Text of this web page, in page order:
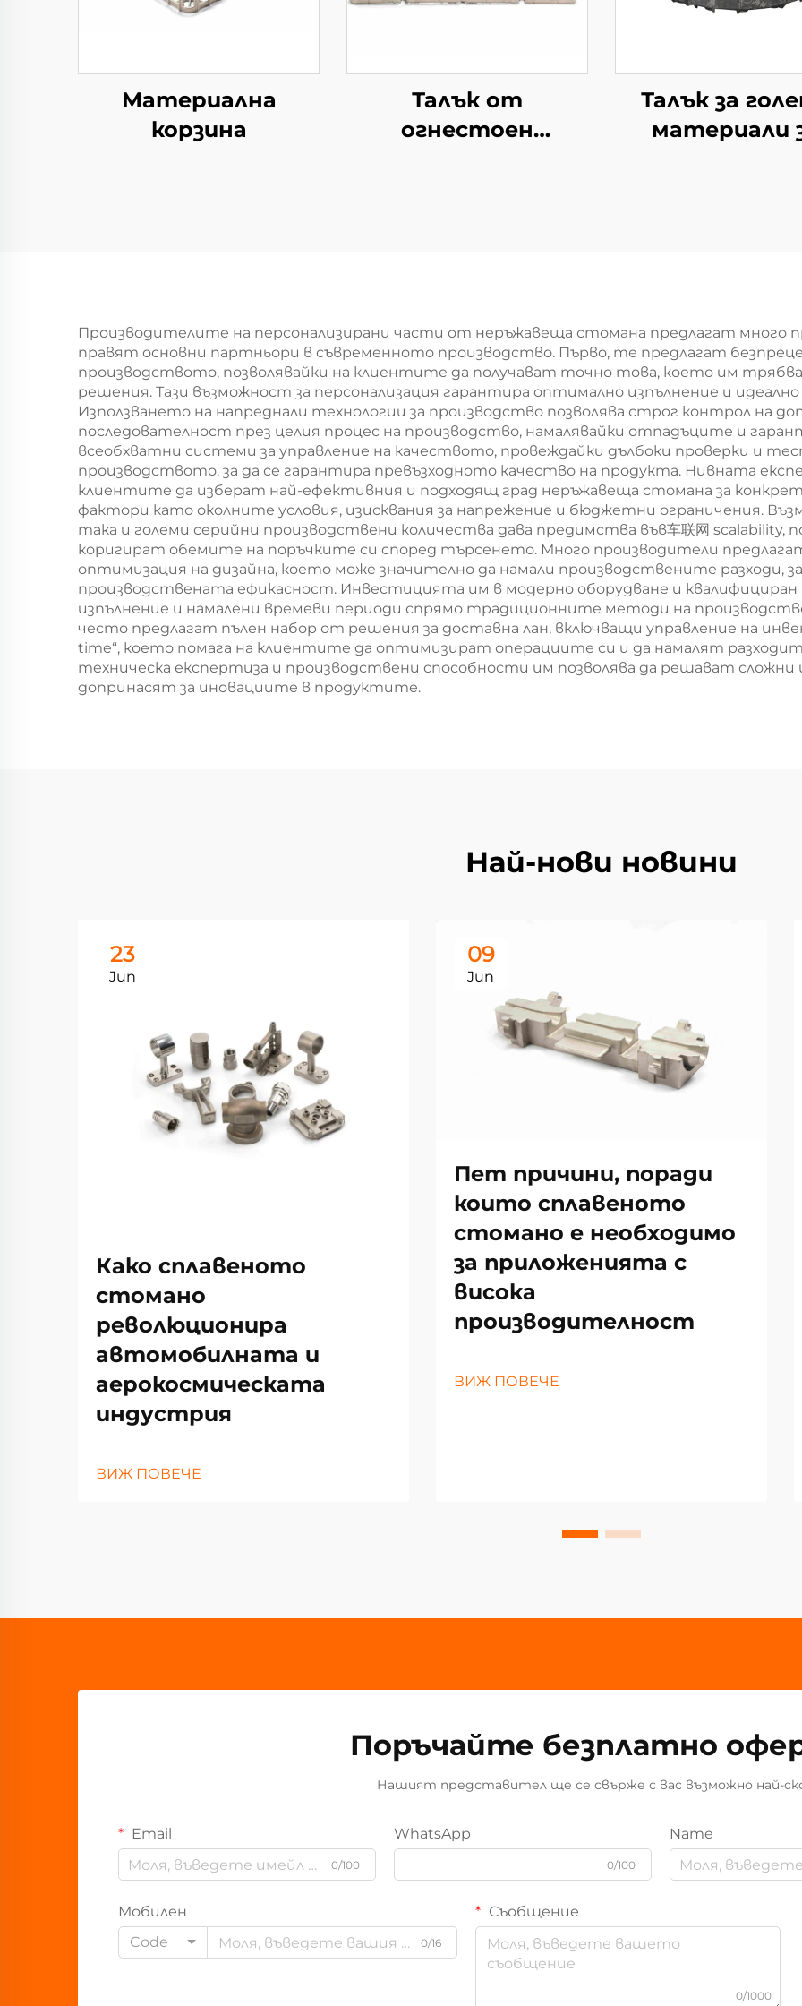
Материална
корзина
Талък от
огнестоен
Талък за
материали
Производителите на персонализирани части от неръжавеща стомана предлагат много
правят основни партньори в съвременното производство. Първо, те предлагат
производството, позволявайки на клиентите да получават точно това, което им
решения. Тази възможност за персонализация гарантира оптимално изпълнение и
Използването на напреднали технологии за производство позволява строг контрол на
последователност през целия процес на производство, намалявайки отпадъците и
всеобхватни системи за управление на качеството, провеждайки дълбоки проверки и
производството, за да се гарантира превъзходното качество на продукта. Нивната
клиентите да изберат най-ефективния и подходящ град неръжавеща стомана за
фактори като околните условия, изисквания за напрежение и бюджетни ограничения.
така и големи серийни производствени количества дава предимства във车联网 scalability,
коригират обемите на поръчките си според търсенето. Много производители
оптимизация на дизайна, което може значително да намали производствените разходи,
производствената ефикасност. Инвестицията им в модерно оборудване и квалифициран
изпълнение и намалени времеви периоди спрямо традиционните методи на
често предлагат пълен набор от решения за доставна лан, включващи управление на
time“, което помага на клиентите да оптимизират операциите си и да намалят
техническа експертиза и производствени способности им позволява да решават
допринасят за иновациите в продуктите.
Най-нови новини
23
Jun
Како сплавеното
стомано
революционира
автомобилната и
аерокосмическата
индустрия
ВИЖ ПОВЕЧЕ
09
Jun
Пет причини, поради
които сплавеното
стомано е необходимо
за приложенията с
висока
производителност
ВИЖ ПОВЕЧЕ
Поръчайте безплатно
Нашият представител ще се свърже с вас възможно най-
Email
0/100
WhatsApp
0/100
Name
Мобилен
Code
0/16
Съобщение
0/1000